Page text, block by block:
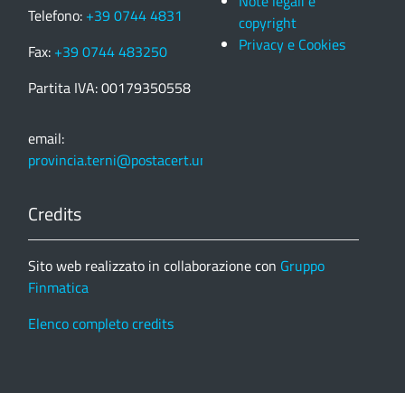
Telefono: +39 0744 4831
Fax: +39 0744 483250
Partita IVA: 00179350558
email:
provincia.terni@postacert.umbria.it
copyright
Privacy e Cookies
Credits
Sito web realizzato in collaborazione con Gruppo
Finmatica
Elenco completo credits